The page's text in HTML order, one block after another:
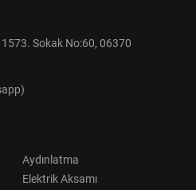
Sokak No:60, 06370
Aydınlatma
Elektrik Aksamı